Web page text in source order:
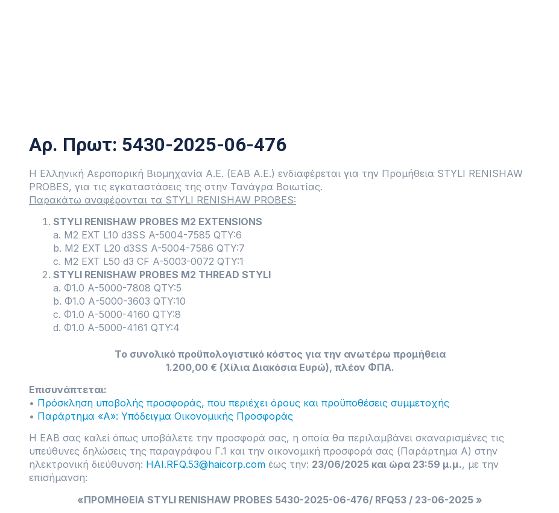
Αρ. Πρωτ: 5430-2025-06-476
Η Ελληνική Αεροπορική Βιομηχανία Α.Ε. (ΕΑΒ Α.Ε.) ενδιαφέρεται για την Προμήθεια STYLI RENISHAW
PROBES, για τις εγκαταστάσεις της στην Τανάγρα Βοιωτίας.
Παρακάτω αναφέρονται τα STYLI RENISHAW PROBES:
STYLI RENISHAW PROBES M2 EXTENSIONS
a. M2 EXT L10 d3SS A-5004-7585 QTY:6
b. M2 EXT L20 d3SS A-5004-7586 QTY:7
c. M2 EXT L50 d3 CF A-5003-0072 QTY:1
STYLI RENISHAW PROBES M2 THREAD STYLI
a. Φ1.0 Α-5000-7808 QTY:5
b. Φ1.0 Α-5000-3603 QTY:10
c. Φ1.0 Α-5000-4160 QTY:8
d. Φ1.0 Α-5000-4161 QTY:4
Το συνολικό προϋπολογιστικό κόστος για την ανωτέρω προμήθεια
1.200,00 € (Χίλια Διακόσια Ευρώ), πλέον ΦΠΑ.
Επισυνάπτεται:
• Πρόσκληση υποβολής προσφοράς, που περιέχει όρους και προϋποθέσεις συμμετοχής
• Παράρτημα «Α»: Υπόδειγμα Οικονομικής Προσφοράς
Η ΕΑΒ σας καλεί όπως υποβάλετε την προσφορά σας, η οποία θα περιλαμβάνει σκαναρισμένες τις
υπεύθυνες δηλώσεις της παραγράφου Γ.1 και την οικονομική προσφορά σας (Παράρτημα Α) στην
ηλεκτρονική διεύθυνση: HAI.RFQ.53@haicorp.com έως την: 23/06/2025 και ώρα 23:59 μ.μ., με την
επισήμανση:
«ΠΡΟΜΗΘΕΙΑ STYLI RENISHAW PROBES 5430-2025-06-476/ RFQ53 / 23-06-2025 »